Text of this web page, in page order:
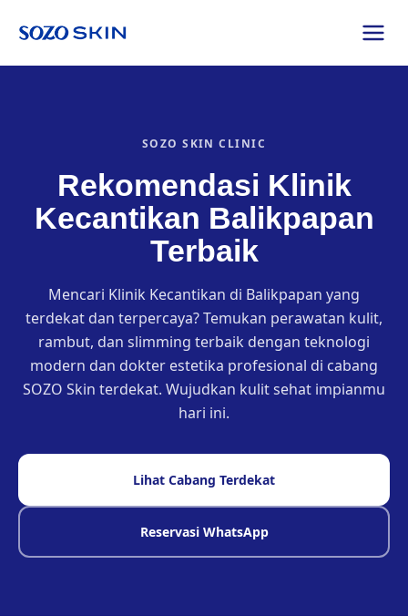
SOZO SKIN CLINIC
Rekomendasi Klinik
Kecantikan Balikpapan
Terbaik
Mencari Klinik Kecantikan di Balikpapan yang
terdekat dan terpercaya? Temukan perawatan kulit,
rambut, dan slimming terbaik dengan teknologi
modern dan dokter estetika profesional di cabang
SOZO Skin terdekat. Wujudkan kulit sehat impianmu
hari ini.
Lihat Cabang Terdekat
Reservasi WhatsApp